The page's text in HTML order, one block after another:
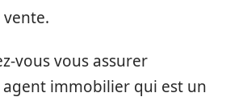
vous vous assurer
agent immobilier qui est un